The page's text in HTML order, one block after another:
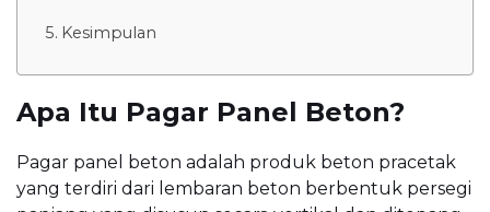
Kesimpulan
Apa Itu Pagar Panel Beton?
Pagar panel beton adalah produk beton pracetak
yang terdiri dari lembaran beton berbentuk persegi